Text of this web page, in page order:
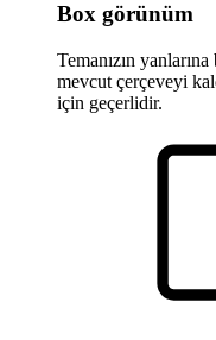
Box görünüm
Temanızın
mevcut çerçeveyi
için geçerlidir.